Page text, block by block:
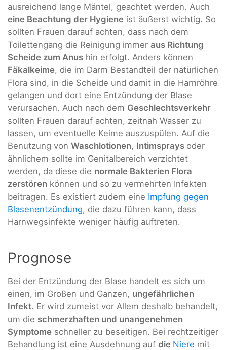
ausreichend lange Mäntel, geachtet werden. Auch
eine Beachtung der Hygiene ist äußerst wichtig. So
sollten Frauen darauf achten, dass nach dem
Toilettengang die Reinigung immer aus Richtung
Scheide zum Anus hin erfolgt. Anders können
Fäkalkeime, die im Darm Bestandteil der natürlichen
Flora sind, in die Scheide und damit in die Harnröhre
gelangen und dort eine Entzündung der Blase
verursachen. Auch nach dem Geschlechtsverkehr
sollten Frauen darauf achten, zeitnah Wasser zu
lassen, um eventuelle Keime auszuspülen. Auf die
Benutzung von Waschlotionen, Intimsprays oder
ähnlichem sollte im Genitalbereich verzichtet
werden, da diese die normale Bakterien Flora
zerstören können und so zu vermehrten Infekten
beitragen. Es existiert zudem eine Impfung gegen
Blasenentzündung, die dazu führen kann, dass
Harnwegsinfekte weniger häufig auftreten.
Prognose
Bei der Entzündung der Blase handelt es sich um
einen, im Großen und Ganzen, ungefährlichen
Infekt. Er wird zumeist vor Allem deshalb behandelt,
um die schmerzhaften und unangenehmen
Symptome schneller zu beseitigen. Bei rechtzeitiger
Behandlung ist eine Ausdehnung auf die Niere mit